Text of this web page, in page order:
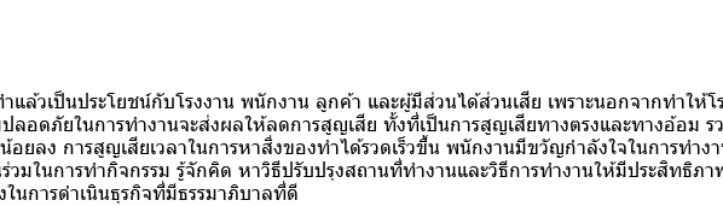
นประโยชน์กับโรงงาน พนักงาน ลูกค้า และผู้มีส่วนได้ส่วนเสีย เพราะนอกจากทำให้โร
ลอดภัยในการทำงานจะส่งผลให้ลดการสูญเสีย ทั้งที่เป็นการสูญเสียทางตรงและทางอ้อม
ยลง การสูญเสียเวลาในการหาสิ่งของทำได้รวดเร็วขึ้น พนักงานมีขวัญกำลังใจในการทำ
มในการทำกิจกรรม รู้จักคิด หาวิธีปรับปรุงสถานที่ทำงานและวิธีการทำงานให้มีประสิทธิภ
นการดำเนินธุรกิจที่มีธรรมาภิบาลที่ดี